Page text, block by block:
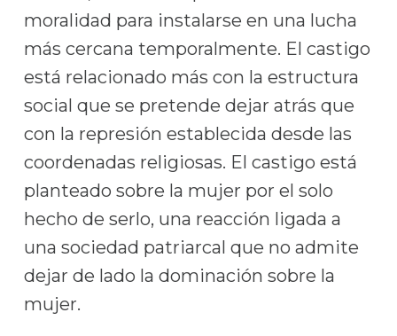
moralidad para instalarse en una lucha
más cercana temporalmente. El castigo
está relacionado más con la estructura
social que se pretende dejar atrás que
con la represión establecida desde las
coordenadas religiosas. El castigo está
planteado sobre la mujer por el solo
hecho de serlo, una reacción ligada a
una sociedad patriarcal que no admite
dejar de lado la dominación sobre la
mujer.